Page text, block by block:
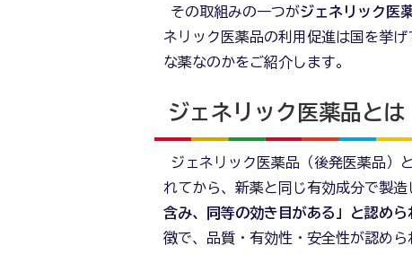
その取組みの一つがジェネリック医
ネリック医薬品の利用促進は国を挙
な薬なのかをご紹介します。
ジェネリック医薬品とは
ジェネリック医薬品（後発医薬品）
れてから、新薬と同じ有効成分で製造
含み、同等の効き目がある」と認めら
徴で、品質・有効性・安全性が認めら